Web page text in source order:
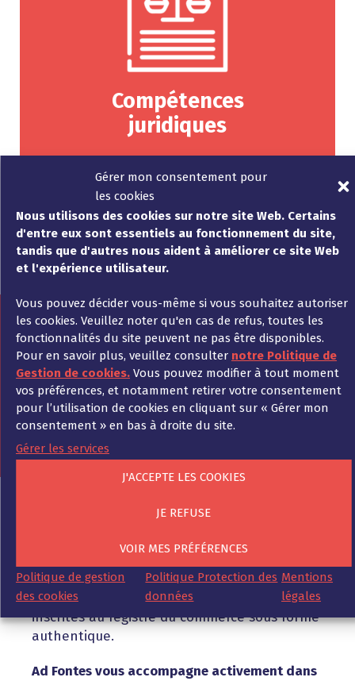
Gérer mon consentement pour
les cookies
Nous utilisons des cookies sur notre site Web. Certains
d'entre eux sont essentiels au fonctionnement du site,
tandis que d'autres nous aident à améliorer ce site Web
et l'expérience utilisateur.
Vous pouvez décider vous-même si vous souhaitez autoriser
les cookies. Veuillez noter qu'en cas de refus, toutes les
fonctionnalités du site peuvent ne pas être disponibles.
Pour en savoir plus, veuillez consulter notre Politique de
Gestion de cookies. Vous pouvez modifier à tout moment
vos préférences, et notamment retirer votre consentement
pour l’utilisation de cookies en cliquant sur « Gérer mon
consentement » en bas à droite du site.
Gérer les services
J'ACCEPTE LES COOKIES
JE REFUSE
VOIR MES PRÉFÉRENCES
Politique de gestion
des cookies
Politique Protection des
données
Mentions
légales
Compétences
juridiques
au service des start-up multi-marchés
souhaitant se développer
sur le marché allemand
>Ad Fontes vous accompagne
activement dans le processus de
notarisation pour votre nouvelle
filiale allemande.
L’authentification par un notaire est
obligatoire pour les sociétés de capitaux,
n’est pas nécessaire pour les sociétés de
personnes. Celles-ci doivent toutefois être
inscrites au registre du commerce sous forme
authentique.
Ad Fontes vous accompagne activement dans